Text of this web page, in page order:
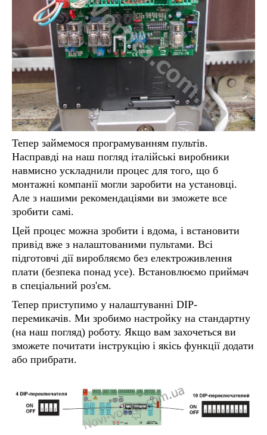
Тепер займемося програмуванням пультів.
Насправді на наш погляд італійські виробники
навмисно ускладнили процес для того, що б
монтажні компанії могли заробити на установці.
Але з нашими рекомендаціями ви зможете все
зробити самі.
Цей процес можна зробити і вдома, і встановити
привід вже з налаштованими пультами. Всі
підготовчі дії виробляємо без електроживлення
плати (безпека понад усе). Встановлюємо приймач
в спеціальний роз'єм.
Тепер приступимо у налаштуванні DIP-
перемикачів. Ми зробимо настройку на стандартну
(на наш погляд) роботу. Якщо вам захочеться ви
зможете почитати інструкцію і якісь функції додати
або прибрати.